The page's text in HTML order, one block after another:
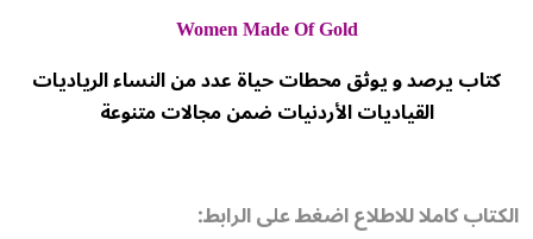
Women Made Of Gold
كتاب يرصد و يوثق محطات حياة عدد من النساء الرياديات
القياديات الأردنيات ضمن مجالات متنوعة
الكتاب كاملا للاطلاع اضغط على الرابط: